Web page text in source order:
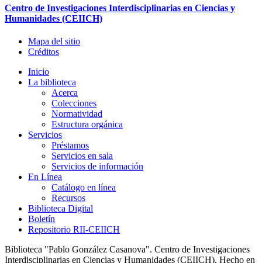
Centro de Investigaciones Interdisciplinarias en Ciencias y
Humanidades (CEIICH)
Mapa del sitio
Créditos
Inicio
La biblioteca
Acerca
Colecciones
Normatividad
Estructura orgánica
Servicios
Préstamos
Servicios en sala
Servicios de información
En Línea
Catálogo en línea
Recursos
Biblioteca Digital
Boletín
Repositorio RII-CEIICH
Biblioteca "Pablo González Casanova". Centro de Investigaciones
Interdisciplinarias en Ciencias y Humanidades (CEIICH). Hecho en